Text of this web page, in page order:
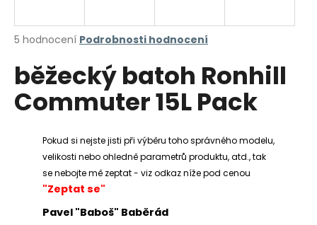
Průměrné
produktu
je
5,0
z
5 hodnocení Podrobnosti hodnocení
běžecký batoh Ronhill
Commuter 15L Pack
Pokud si nejste jisti při výběru toho správného modelu,
velikosti nebo ohledně parametrů produktu, atd., tak
se nebojte mě zeptat - viz odkaz níže pod cenou
"Zeptat se"
Pavel "Baboš" Baběrád
j
t
?
HLEDAT